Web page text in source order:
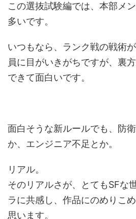
この選抜試験編では、本部メ
多いです。
いつもなら、ランク戦の戦術
員に目がいきがちですが、裏
できて面白いです。
面白そうな新ルールでも、防
か、エンジニア不足とか。
リアル。
そのリアルさが、とてもSFな
ラに共感し、作品にのめりこ
思います。